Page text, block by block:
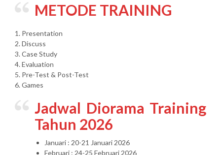
METODE TRAINING
1. Presentation
2. Discuss
3. Case Study
4. Evaluation
5. Pre-Test & Post-Test
6. Games
Jadwal Diorama Training
Tahun 2026
Januari : 20-21 Januari 2026
Februari : 24-25 Februari 2026